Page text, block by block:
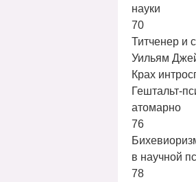
науки
70
Титченер и
Уильям
Крах
Гештальт-
атомарно
76
в научной
78